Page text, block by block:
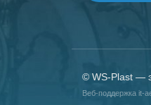
© WS-Plast —
Веб-поддержка it-